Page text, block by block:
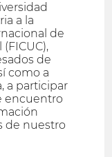
a la
de
de
como a
a participar
encuentro
de nuestro